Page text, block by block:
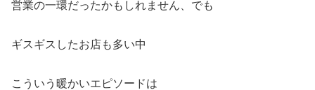
営業の一環だったかもしれません、でも
ギスギスしたお店も多い中
こういう暖かいエピソードは